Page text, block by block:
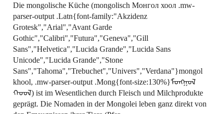
Die mongolische Küche (mongolisch Монгол хоол .mw-
parser-output .Latn{font-family:"Akzidenz
Grotesk","Arial","Avant Garde
Gothic","Calibri","Futura","Geneva","Gill
Sans","Helvetica","Lucida Grande","Lucida Sans
Unicode","Lucida Grande","Stone
Sans","Tahoma","Trebuchet","Univers","Verdana"}mongol
khool, .mw-parser-output .Mong{font-size:130%}ᠮᠣᠩᠭᠣᠯ
ᠬᠣᠤᠯ) ist im Wesentlichen durch Fleisch und Milchprodukte
geprägt. Die Nomaden in der Mongolei leben ganz direkt von